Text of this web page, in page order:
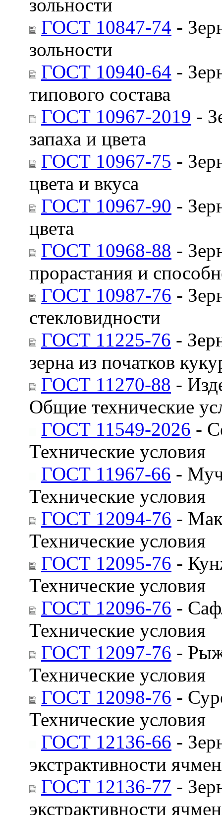
зольности
ГОСТ 10847-74 -
зольности
ГОСТ 10940-64 -
типового состава
ГОСТ 10967-2019 -
запаха и цвета
ГОСТ 10967-75 -
цвета и вкуса
ГОСТ 10967-90 -
цвета
ГОСТ 10968-88 -
прорастания и
ГОСТ 10987-76 -
стекловидности
ГОСТ 11225-76 -
зерна из початков
ГОСТ 11270-88 -
Общие технические
ГОСТ 11549-2026 -
Технические условия
ГОСТ 11967-66 -
Технические условия
ГОСТ 12094-76 -
Технические условия
ГОСТ 12095-76 -
Технические условия
ГОСТ 12096-76 -
Технические условия
ГОСТ 12097-76 -
Технические условия
ГОСТ 12098-76 -
Технические условия
ГОСТ 12136-66 -
экстрактивности
ГОСТ 12136-77 -
экстрактивности